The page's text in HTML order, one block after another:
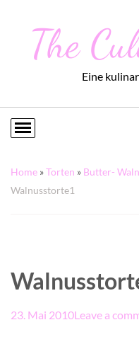
The
Eine
Home »Torten » Butter-
Walnusstorte1
23. Mai 2010Leave a